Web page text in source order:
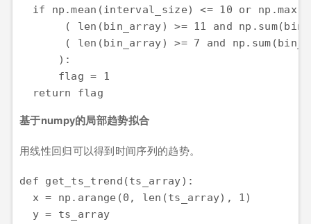
if np.mean(interval_size) <= 10 or
( len(bin_array) >= 11 and
( len(bin_array) >= 7 and
      ):
      flag = 1
基于numpy的局部趋势拟合
用线性回归可以得到时间序列的趋势。
def get_ts_trend(ts_array):
  x = np.arange(0, len(ts_array), 1)
  y = ts_array